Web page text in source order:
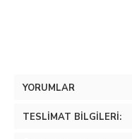
YORUMLAR
TESLIMAT BILGILERI: